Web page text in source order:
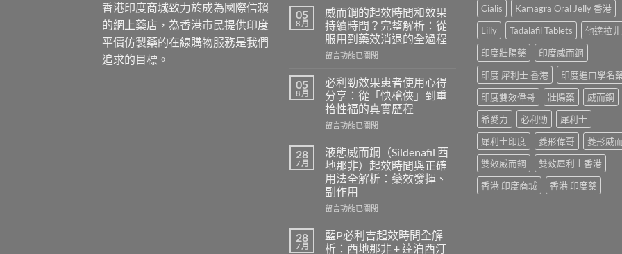
香港印度商城致力於成為國際信賴
的網上藥店，為香港市民提供印度
平價仿製藥的在線購物服務是我們
追求的目標。
05
8 月
威而鋼的起效時間和效果
持續時間？完整解析：從
服用到藥效消退的全過程
在
而
鋼
的
起
效
間
和
效
果
持
續
間？
完
留言功能已關閉
05
8 月
必利勁效果患者使用心得
分享：從「快槍俠」到重
拾性福的真實歷程
在
利
勁
效
果
患
者
用
心
留言功能已關閉
28
7 月
液態威而鋼（Sildenafil 西
地那非）起效時間與正確
用法全解析：藥效發揮、
副作用
在
態
威
留言功能已關閉
28
7 月
藍P必利吉起效時間全解
析：西地那非 + 達泊西汀
Cialis
Kamagra Oral Jelly 香港
Lilly
Tadalafil Tablets
他達拉
印度壯陽藥
印度威而鋼
印度 犀利士 香港
印度進口學名
印度雙效偉哥
壯陽藥
威而鋼
希愛力
必利勁
犀利士
犀利士印度
菱形偉哥
菱形威
雙效威而鋼
雙效犀利士香港
香港 印度商城
香港 印度藥